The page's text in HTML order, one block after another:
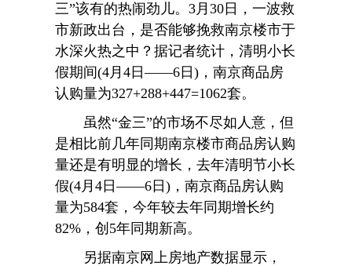
三”该有的热闹劲儿。3月30日，一波救
市新政出台，是否能够挽救南京楼市于
水深火热之中？据记者统计，清明小长
假期间(4月4日——6日)，南京商品房
认购量为327+288+447=1062套。
虽然“金三”的市场不尽如人意，但
是相比前几年同期南京楼市商品房认购
量还是有明显的增长，去年清明节小长
假(4月4日——6日)，南京商品房认购
量为584套，今年较去年同期增长约
82%，创5年同期新高。
另据南京网上房地产数据显示，